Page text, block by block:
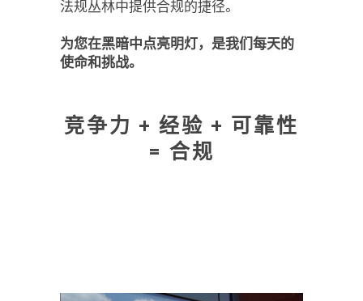
法规丛林中提供合规的捷径。
为您在黑暗中点亮明灯，是我们每天的
使命和挑战。
竞争力 + 经验 + 可靠性
= 合规